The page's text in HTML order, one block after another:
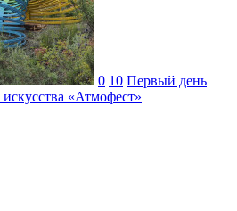
0 10 Первый день
«Атмофест»